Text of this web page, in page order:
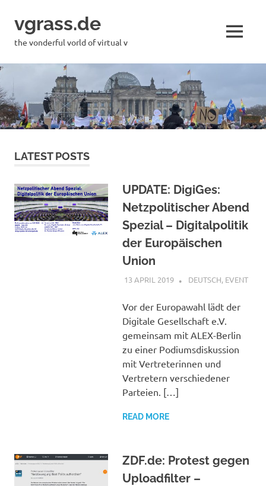
content
vgrass.de
the vonderful vorld of virtual v MENU
LATEST POSTS
UPDATE: DigiGes:
Netzpolitischer Abend
Spezial – Digitalpolitik
der Europäischen
Union
13 APRIL 2019 VGRASS
DEUTSCH, EVENT
Vor der Europawahl lädt der
Digitale Gesellschaft e.V.
gemeinsam mit ALEX-Berlin
zu einer Podiumsdiskussion
mit Vertreterinnen und
Vertretern verschiedener
Parteien. […]
READ MORE
ZDF.de: Protest gegen
Uploadfilter –